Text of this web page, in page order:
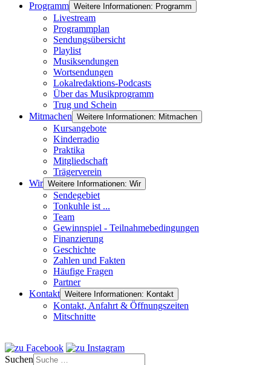
Programm Weitere Informationen: Programm
Livestream
Programmplan
Sendungsübersicht
Playlist
Musiksendungen
Wortsendungen
Lokalredaktions-Podcasts
Über das Musikprogramm
Trug und Schein
Mitmachen Weitere Informationen: Mitmachen
Kursangebote
Kinderradio
Praktika
Mitgliedschaft
Trägerverein
Wir Weitere Informationen: Wir
Sendegebiet
Tonkuhle ist ...
Team
Gewinnspiel - Teilnahmebedingungen
Finanzierung
Geschichte
Zahlen und Fakten
Häufige Fragen
Partner
Kontakt Weitere Informationen: Kontakt
Kontakt, Anfahrt & Öffnungszeiten
Mitschnitte
Suchen